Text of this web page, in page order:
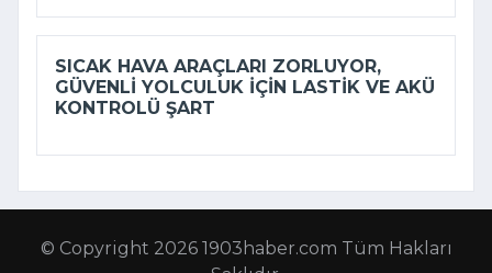
SICAK HAVA ARAÇLARI ZORLUYOR,
GÜVENLI YOLCULUK IÇIN LASTIK VE AKÜ
KONTROLÜ ŞART
© Copyright 2026 1903haber.com Tüm Hakları